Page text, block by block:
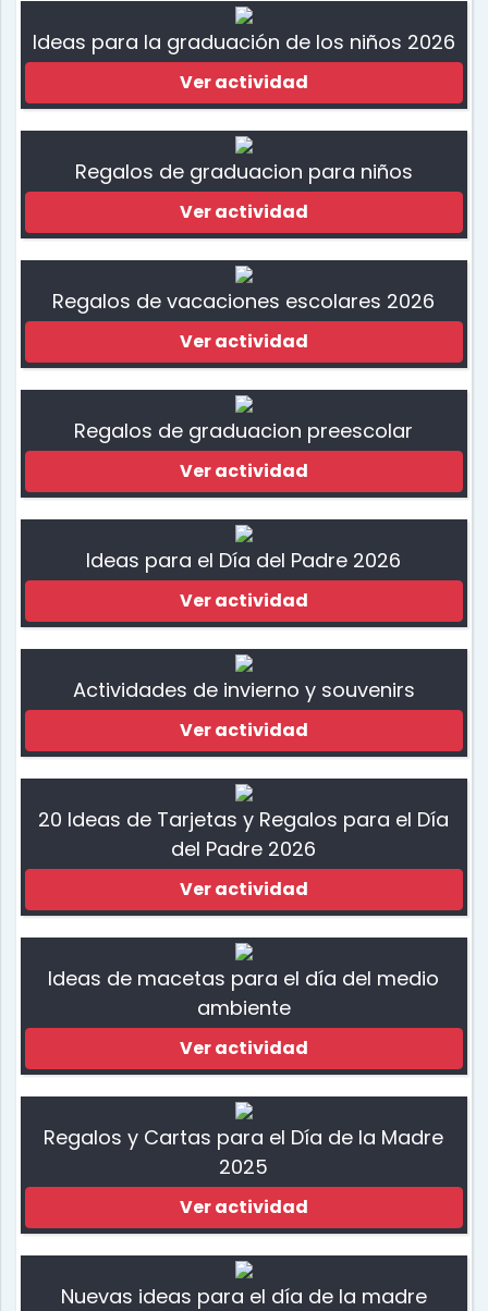
Ideas para la graduación de los niños 2026
Ver actividad
Regalos de graduacion para niños
Ver actividad
Regalos de vacaciones escolares 2026
Ver actividad
Regalos de graduacion preescolar
Ver actividad
Ideas para el Día del Padre 2026
Ver actividad
Actividades de invierno y souvenirs
Ver actividad
20 Ideas de Tarjetas y Regalos para el Día
del Padre 2026
Ver actividad
Ideas de macetas para el día del medio
ambiente
Ver actividad
Regalos y Cartas para el Día de la Madre
2025
Ver actividad
Nuevas ideas para el día de la madre